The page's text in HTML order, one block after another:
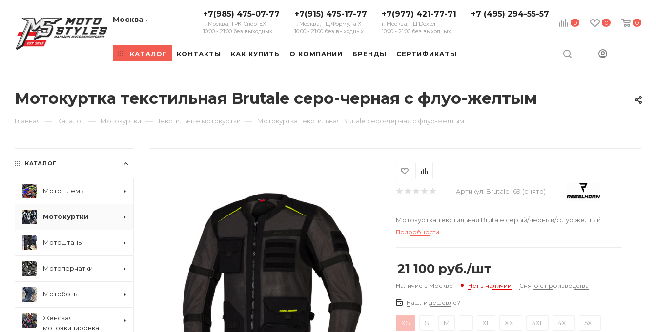
0 0 0
Москва
+7(985) 475-07-77
г. Москва, ТРК СпортЕХ
10:00 - 21:00 без выходных
+7(915) 475-17-77
г. Москва, ТЦ Формула Х
10:00 - 21:00 без выходных
+7(977) 421-77-71
г. Москва, ТЦ Dexter
10:00 - 21:00 без выходных
+7 (495) 294-55-57
КАТАЛОГ КОНТАКТЫ КАК КУПИТЬ О КОМПАНИИ БРЕНДЫ СЕРТИФИКАТЫ
Мотокуртка текстильная Brutale серо-черная с флуо-желтым
Главная — Каталог — Мотокуртки — Текстильные мотокуртки — Мотокуртка текстильная Brutale серо-черная с флуо-желтым
Артикул: Brutale_69 (снято)
Мотокуртка текстильная Brutale серый/черный/флуо желтый
Подробности
21 100 руб./шт
Наличие в Москве Нет в наличии Снято с производства
Нашли дешевле?
XS S M L XL XXL 3XL 4XL 5XL
КАТАЛОГ
Мотошлемы
Мотокуртки
Мотоштаны
Мотоперчатки
Мотоботы
Женская
мотоэкипировка